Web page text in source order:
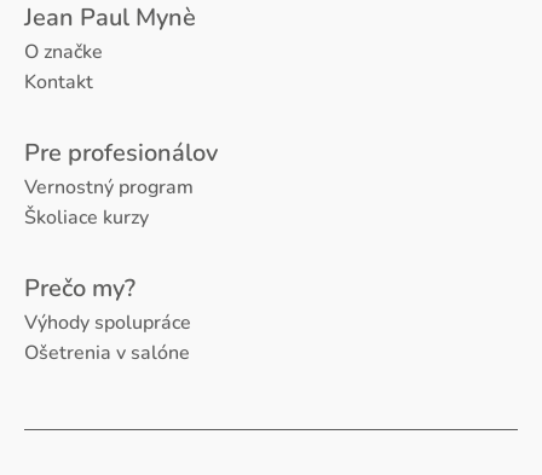
Jean Paul Mynè
O značke
Kontakt
Pre profesionálov
Vernostný program
Školiace kurzy
Prečo my?
Výhody spolupráce
Ošetrenia v salóne